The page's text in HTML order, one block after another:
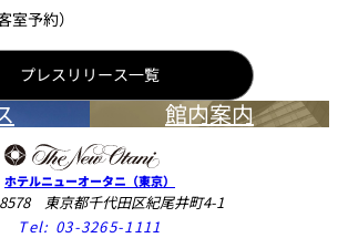
予約）
プレスリリース一覧
館内案内
ホテルニューオータニ（東京）
東京都千代田区紀尾井町4-1
Tel: 03-3265-1111